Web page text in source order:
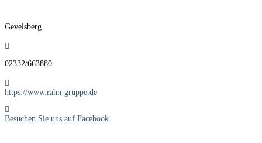
Gevelsberg
02332/663880
https://www.rahn-gruppe.de
Besuchen Sie uns auf Facebook